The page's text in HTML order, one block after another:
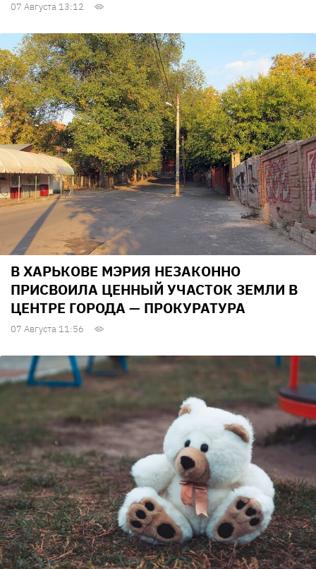
07 Августа 13:12
В ХАРЬКОВЕ МЭРИЯ НЕЗАКОННО
ПРИСВОИЛА ЦЕННЫЙ УЧАСТОК ЗЕМЛИ В
ЦЕНТРЕ ГОРОДА — ПРОКУРАТУРА
07 Августа 11:56